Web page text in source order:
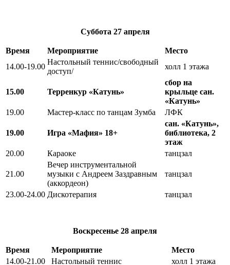
Суббота 27 апреля
Время Мероприятие
Место
14.00-19.00
Настольный теннис/свободный
доступ/
холл 1 этажа
15.00 Терренкур «Катунь»
сбор на
крыльце сан.
«Катунь»
19.00
Мастер-класс по танцам Зумба ЛФК
19.00 Игра «Мафия» 18+
сан. «Катунь»,
библиотека, 2
этаж
20.00
Караоке танцзал
21.00
Вечер инструментальной
музыки с Андреем Заздравным
(аккордеон)
танцзал
23.00-24.00 Дискотерапия танцзал
Воскресенье 28 апреля
Время Мероприятие
Место
14.00-21.00
Настольный теннис
холл 1 этажа